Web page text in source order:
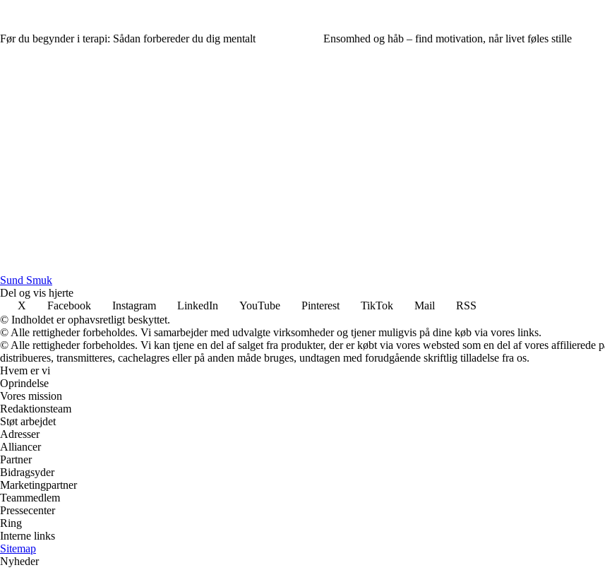
Før du begynder i terapi: Sådan forbereder du dig mentalt Ensomhed og håb – find motivation, når livet føles stille
Sund Smuk
Del og vis hjerte
X
Facebook Instagram LinkedIn YouTube Pinterest TikTok Mail
RSS
© Indholdet er ophavsretligt beskyttet.
© Alle rettigheder forbeholdes. Vi samarbejder med udvalgte virksomheder og tjener muligvis på dine køb via vores links.
© Alle rettigheder forbeholdes. Vi kan tjene en del af salget fra produkter, der er købt via vores websted som en del af vores affilierede
distribueres, transmitteres, cachelagres eller på anden måde bruges, undtagen med forudgående skriftlig tilladelse fra os.
Hvem er vi
Oprindelse
Vores mission
Redaktionsteam
Støt arbejdet
Adresser
Alliancer
Partner
Bidragsyder
Marketingpartner
Teammedlem
Pressecenter
Ring
Interne links
Sitemap
Nyheder